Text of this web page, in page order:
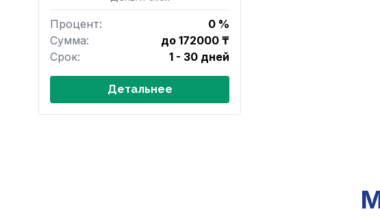
Процент:
0 %
Сумма:
до 172000 ₸
Срок:
1 - 30 дней
Детальнее